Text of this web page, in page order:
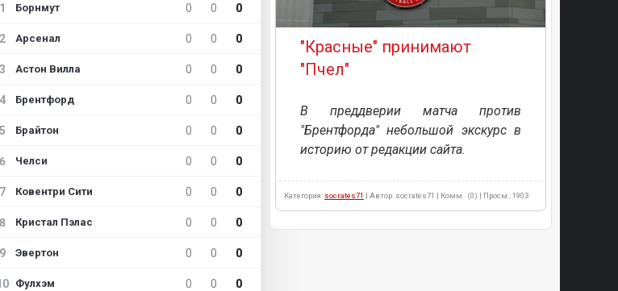
1 Борнмут 0 0 0
2 Арсенал 0 0 0
3 Астон Вилла 0 0 0
4 Брентфорд 0 0 0
5 Брайтон 0 0 0
6 Челси 0 0 0
7 Ковентри Сити 0 0 0
8 Кристал Пэлас 0 0 0
9 Эвертон 0 0 0
Фулхэм 0 0 0
"Красные" принимают
"Пчел"
В преддверии матча против
"Брентфорда" небольшой экскурс в
историю от редакции сайта.
Категория: socrates71 | Автор: socrates71 | Комм.: (0) | Просм.: 1903